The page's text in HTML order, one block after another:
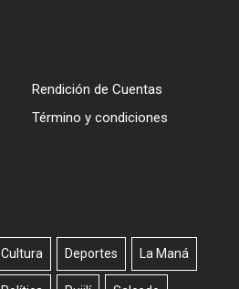
Rendición de Cuentas
Término y condiciones
Cultura Deportes La Maná